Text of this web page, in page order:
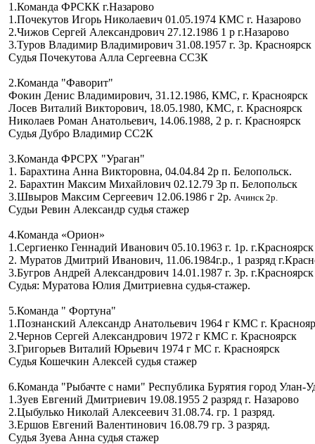
1.Команда ФРСКК г.Назарово
1.Почекутов Игорь Николаевич 01.05.1974 КМС г. Назарово
2.Чижов Сергей Александрович 27.12.1986 1 р г.Назарово
3.Туров Владимир Владимирович 31.08.1957 г. 3р. Красноярск
Судья Почекутова Алла Сергеевна СС3К
2.Команда "Фаворит"
Фокин Денис Владимирович, 31.12.1986, КМС, г. Красноярск
Лосев Виталий Викторович, 18.05.1980, КМС, г. Красноярск
Николаев Роман Анатольевич, 14.06.1988, 2 р. г. Красноярск
Судья Дубро Владимир СС2К
3.Команда ФРСРХ "Ураган"
1. Барахтина Анна Викторовна, 04.04.84 2р п. Белопольск.
2. Барахтин Максим Михайлович 02.12.79 3р п. Белопольск
3.Швыров Максим Сергеевич 12.06.1986 г 2р. Ачинск 2р.
Судьи Ревин Александр судья стажер
4.Команда «Орион»
1.Сергиенко Геннадий Иванович 05.10.1963 г. 1р. г.Красноярск
2. Муратов Дмитрий Иванович, 11.06.1984г.р., 1 разряд
3.Бугров Андрей Александрович 14.01.1987 г. 3р. г.Красноярск
Судья: Муратова Юлия Дмитриевна судья-стажер.
5.Команда " Фортуна"
1.Познанский Александр Анатольевич 1964 г КМС г.
2.Чернов Сергей Александрович 1972 г КМС г. Красноярск
3.Григорьев Виталий Юрьевич 1974 г МС г. Красноярск
Судья Кошечкин Алексей судья стажер
6.Команда "Рыбачте с нами" Республика Бурятия город Улан-
1.Зуев Евгений Дмитриевич 19.08.1955 2 разряд г. Назарово
2.Цыбулько Николай Алексеевич 31.08.74. гр. 1 разряд.
3.Ершов Евгений Валентинович 16.08.79 гр. 3 разряд.
Судья Зуева Анна судья стажер